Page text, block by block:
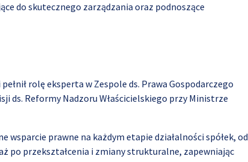
do skutecznego zarządzania oraz podnoszące
rolę eksperta w Zespole ds. Prawa Gospodarczego
ds. Reformy Nadzoru Właścicielskiego przy Ministrze
wsparcie prawne na każdym etapie działalności spółek, od
po przekształcenia i zmiany strukturalne, zapewniając